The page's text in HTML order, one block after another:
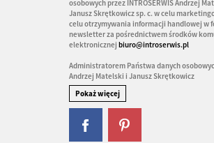
osobowych przez INTROSERWIS Andrzej
Janusz Skrętkowicz sp. c. w celu
celu otrzymywania informacji handlowej w
newsletter za pośrednictwem środków
elektronicznej biuro@introserwis.pl
Administratorem Państwa danych
Andrzej Matelski i Janusz Skrętkowicz